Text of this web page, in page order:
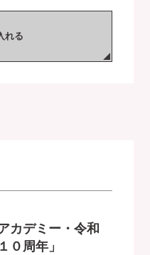
れる
カデミー・令和
周年」